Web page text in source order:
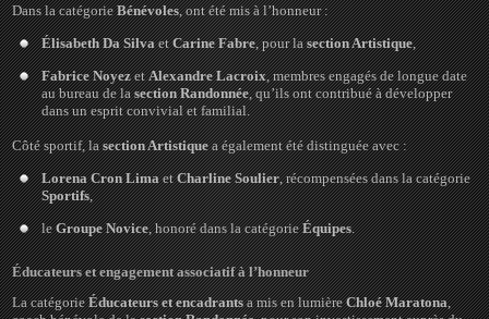
Dans la catégorieBénévoles, ont été mis à l’honneur :
Élisabeth Da SilvaetCarine Fabre, pour lasection Artistique,
Fabrice NoyezetAlexandre Lacroix, membres engagés de longue date
au bureau de lasection Randonnée, qu’ils ont contribué à développer
dans un esprit convivial et familial.
Côté sportif, lasection Artistiquea également été distinguée avec :
Lorena Cron LimaetCharline Soulier, récompensées dans la catégorie
Sportifs,
leGroupe Novice, honoré dans la catégorieÉquipes.
Éducateurs et engagement associatif à l’honneur
La catégorieÉducateurs et encadrantsa mis en lumièreChloé Maratona,